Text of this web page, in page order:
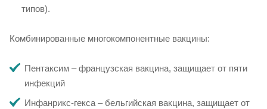
типов).
Комбинированные многокомпонентные вакцины:
Пентаксим – французская вакцина, защищает от пяти
инфекций
Инфанрикс-гекса – бельгийская вакцина, защищает от